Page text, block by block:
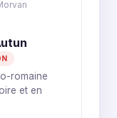
romaine
et en